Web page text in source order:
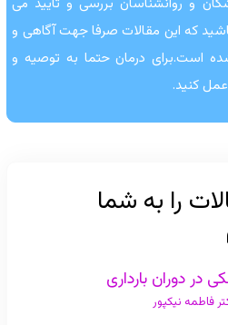
که این مقالات صرفا جهت آگاهی و
است.برای درمان حتما به توصیه و
کنید.
را به شما
در دوران بارداری
فاطمه نیکپور